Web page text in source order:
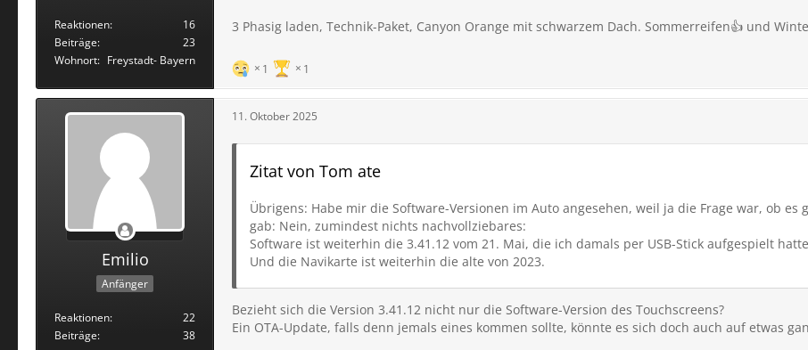
Reaktionen
16
Beiträge
23
Wohnort
Freystadt- Bayern
3 Phasig laden, Technik-Paket, Canyon Orange mit schwarzem Dach. Sommerreifen👍 und
1 1
Emilio
Anfänger
Reaktionen
22
Beiträge
38
11. Oktober 2025
Zitat von Tom ate
Übrigens: Habe mir die Software-Versionen im Auto angesehen, weil ja die Frage war, ob es
gab: Nein, zumindest nichts nachvollziebares:
Software ist weiterhin die 3.41.12 vom 21. Mai, die ich damals per USB-Stick aufgespielt
Und die Navikarte ist weiterhin die alte von 2023.
Bezieht sich die Version 3.41.12 nicht nur die Software-Version des Touchscreens?
Ein OTA-Update, falls denn jemals eines kommen sollte, könnte es sich doch auch auf etwas